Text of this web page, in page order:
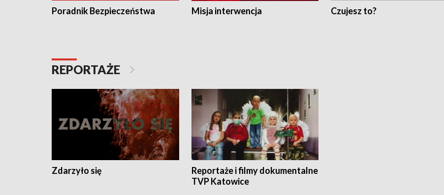
Poradnik Bezpieczeństwa Misja interwencja Czujesz to?
REPORTAŻE
Zdarzyło się
Reportaże i filmy dokumentalne
TVP Katowice